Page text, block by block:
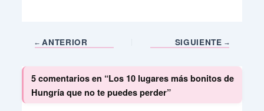
ANTERIOR SIGUIENTE
5 comentarios en “Los 10 lugares más bonitos de
Hungría que no te puedes perder”